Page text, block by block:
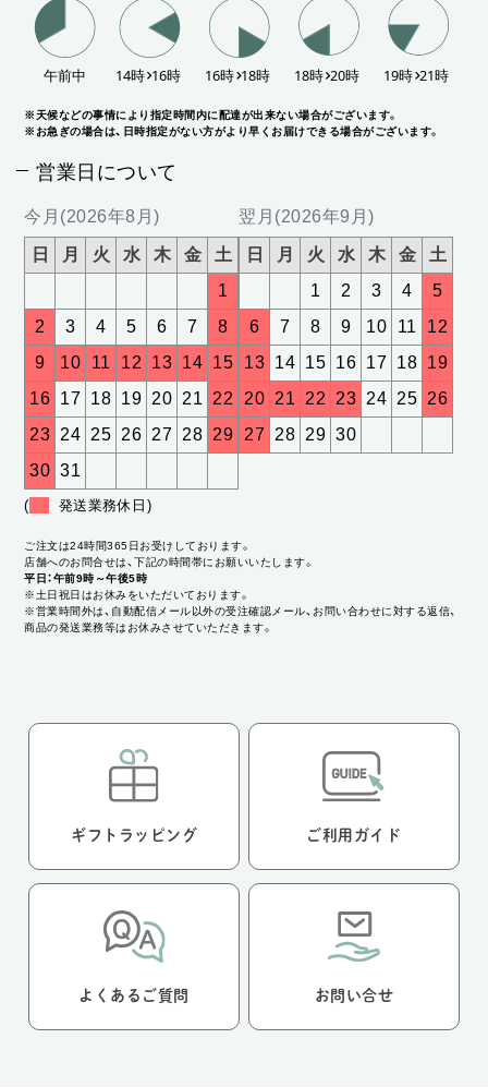
※天候などの事情により指定時間内に配達が出来ない場合がございます。
※お急ぎの場合は、日時指定がない方がより早くお届けできる場合がございます。
営業日について
今月(2026年8月)
日 月 火 水 木 金
土
1
2
3 4 5 6 7
8
9
10 11 12 13 14 15
16 17 18 19 20 21
22
23 24 25 26 27 28 29
30 31
翌月(2026年9月)
日 月 火 水 木 金
土
1
2 3 4
5
6
7 8 9 10 11
12
13 14 15 16 17 18 19
20 21 22 23 24 25 26
27 28 29 30
( 発送業務休日)
ご注文は24時間365日お受けしております。
店舗へのお問合せは、下記の時間帯にお願いいたします。
平日：午前9時～午後5時
※土日祝日はお休みをいただいております。
※営業時間外は、自動配信メール以外の受注確認メール、お問い合わせに対する返信、
商品の発送業務等はお休みさせていただきます。
ギフトラッピング ご利用ガイド
よくあるご質問 お問い合せ